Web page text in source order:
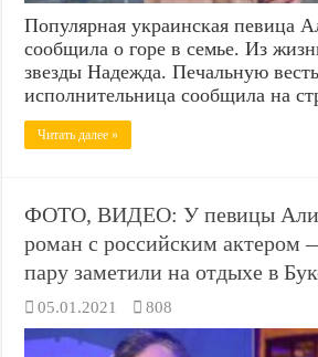
Популярная украинская певица
сообщила о горе в семье. Из
звезды Надежда. Печальную весть
исполнительница сообщила на
Читать далее »
ФОТО, ВИДЕО: У певицы
роман с российским актером
пару заметили на отдыхе в
05.01.2021 808